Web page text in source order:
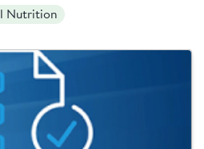
Nutrition